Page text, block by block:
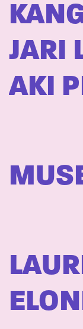
JARI
AKI